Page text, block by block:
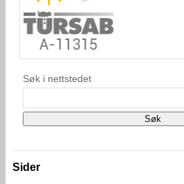
Søk i nettstedet
Sider